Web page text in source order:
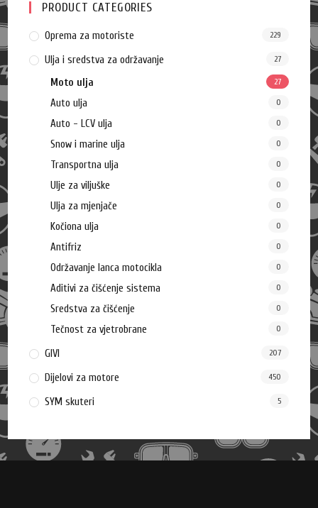
PRODUCT CATEGORIES
Oprema za motoriste 229
Ulja i sredstva za održavanje 27
Moto ulja 27
Auto ulja 0
Auto - LCV ulja 0
Snow i marine ulja 0
Transportna ulja 0
Ulje za viljuške 0
Ulja za mjenjače 0
Kočiona ulja 0
Antifriz 0
Održavanje lanca motocikla 0
Aditivi za čišćenje sistema 0
Sredstva za čišćenje 0
Tečnost za vjetrobrane 0
GIVI 207
Dijelovi za motore 450
SYM skuteri 5